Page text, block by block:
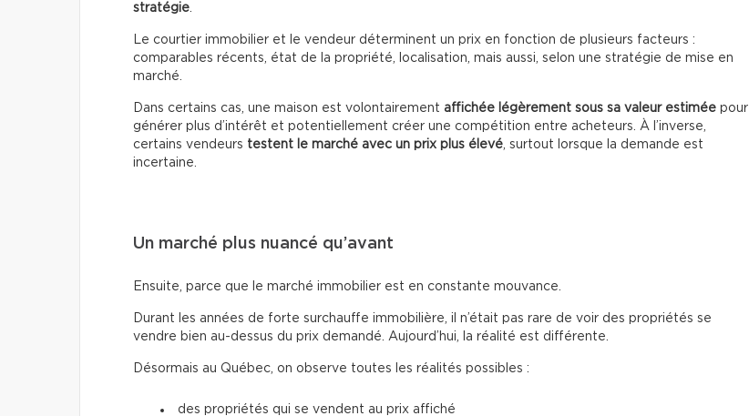
stratégie
Le courtier immobilier et le vendeur déterminent un prix en fonction de plusieurs facteurs :
comparables récents, état de la propriété, localisation, mais aussi, selon une stratégie de mise en
marché.
Dans certains cas, une maison est volontairement affichée légèrement sous sa valeur estimée pour
générer plus d’intérêt et potentiellement créer une compétition entre acheteurs. À l’inverse,
certains vendeurs testent le marché avec un prix plus élevé , surtout lorsque la demande est
incertaine.
Un marché plus nuancé qu’avant
Ensuite, parce que le marché immobilier est en constante mouvance.
Durant les années de forte surchauffe immobilière, il n’était pas rare de voir des propriétés se
vendre bien au-dessus du prix demandé. Aujourd’hui, la réalité est différente.
Désormais au Québec, on observe toutes les réalités possibles :
des propriétés qui se vendent au prix affiché